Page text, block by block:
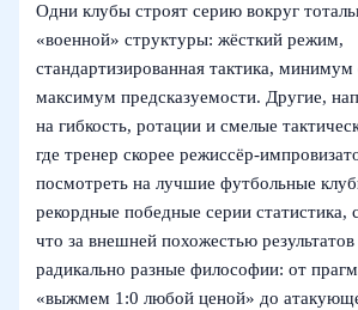
Одни клубы строят серию вокруг
«военной» структуры: жёсткий режим,
стандартизированная тактика,
максимум предсказуемости. Другие,
на гибкость, ротации и смелые
где тренер скорее режиссёр-
посмотреть на лучшие футбольные
рекордные победные серии статистика,
что за внешней похожестью
радикально разные философии: от
«выжмем 1:0 любой ценой» до